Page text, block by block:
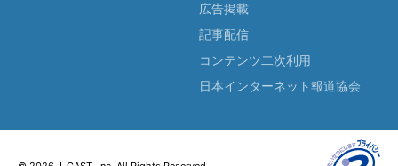
広告掲載
記事配信
コンテンツ二次利用
日本インターネット報道協会